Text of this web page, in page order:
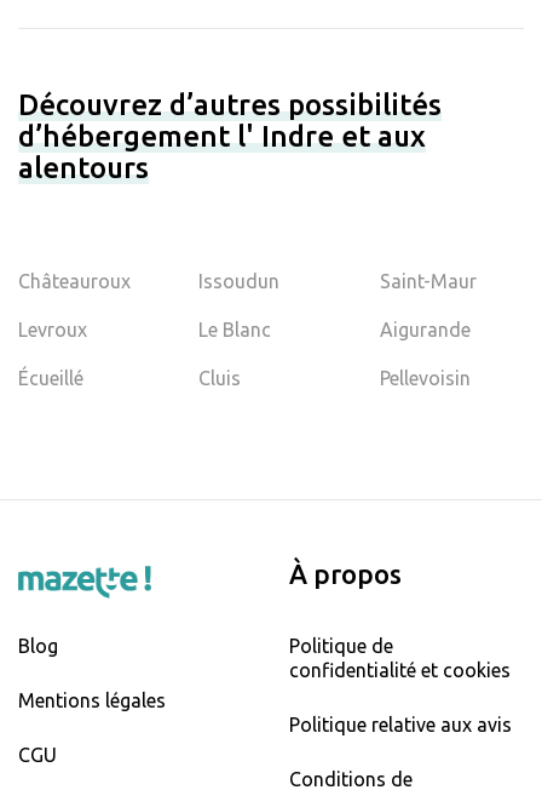
Découvrez d’autres possibilités
d’hébergement l' Indre et aux
alentours
Châteauroux Issoudun Saint-Maur
Levroux Le Blanc Aigurande
Écueillé Cluis Pellevoisin
Blog
Mentions légales
CGU
À propos
Politique de
confidentialité et cookies
Politique relative aux avis
Conditions de